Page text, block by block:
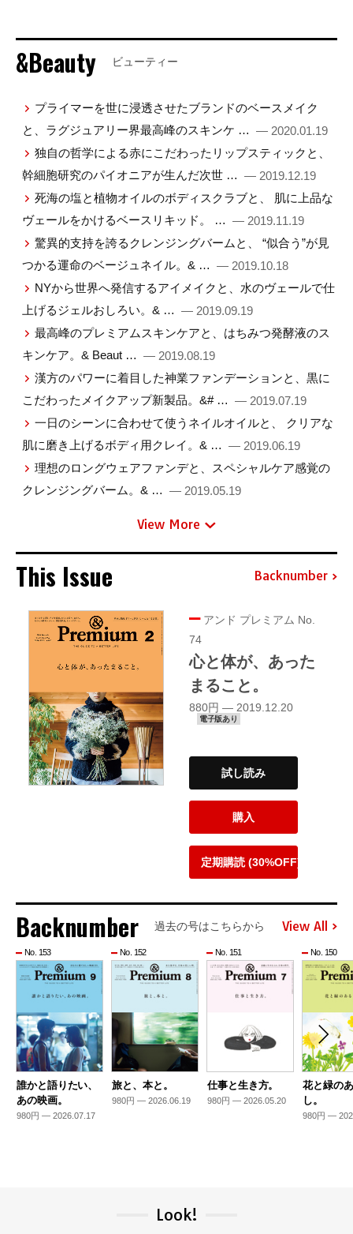
&Beauty ビューティー
プライマーを世に浸透させたブランドのベースメイク
と、ラグジュアリー界最高峰のスキンケ … — 2020.01.19
独自の哲学による赤にこだわったリップスティックと、
幹細胞研究のパイオニアが生んだ次世 … — 2019.12.19
死海の塩と植物オイルのボディスクラブと、 肌に上品な
ヴェールをかけるベースリキッド。 … — 2019.11.19
驚異的支持を誇るクレンジングバームと、 “似合う”が見
つかる運命のベージュネイル。& … — 2019.10.18
NYから世界へ発信するアイメイクと、水のヴェールで仕
上げるジェルおしろい。& … — 2019.09.19
最高峰のプレミアムスキンケアと、はちみつ発酵液のス
キンケア。& Beaut … — 2019.08.19
漢方のパワーに着目した神業ファンデーションと、黒に
こだわったメイクアップ新製品。&# … — 2019.07.19
一日のシーンに合わせて使うネイルオイルと、 クリアな
肌に磨き上げるボディ用クレイ。& … — 2019.06.19
理想のロングウェアファンデと、スペシャルケア感覚の
クレンジングバーム。& … — 2019.05.19
View More
This Issue Backnumber
アンド プレミアム No.
74
心と体が、あった
まること。
880円 — 2019.12.20
電子版あり
試し読み
購入
定期購読 (30%OFF)
Backnumber 過去の号はこちらから View All
No. 153
誰かと語りたい、
あの映画。
980円 — 2026.07.17
No. 152
旅と、本と。
980円 — 2026.06.19
No. 151
仕事と生き方。
980円 — 2026.05.20
No. 150
花と緑の
し。
980円 —
Look!